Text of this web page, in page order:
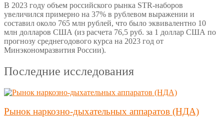
В 2023 году объем российского рынка STR-наборов
увеличился примерно на 37% в рублевом выражении и
составил около 765 млн рублей, что было эквивалентно 10
млн долларов США (из расчета 76,5 руб. за 1 доллар США по
прогнозу среднегодового курса на 2023 год от
Минэкономразвития России).
Последние исследования
Рынок наркозно-дыхательных аппаратов (НДА)